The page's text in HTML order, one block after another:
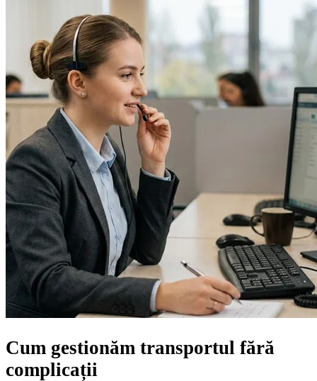
Cum gestionăm transportul fără
complicații